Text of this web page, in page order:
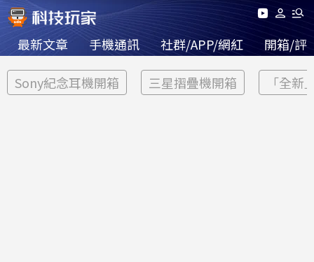
最新文章 手機通訊 社群/APP/網紅 開箱/評
Sony紀念耳機開箱 三星摺疊機開箱 「全新